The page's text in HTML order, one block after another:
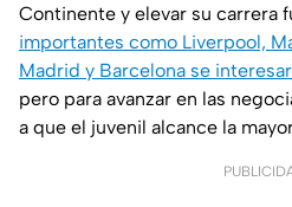
Continente y elevar su carrera
importantes como Liverpool,
Madrid y Barcelona se
pero para avanzar en las
a que el juvenil alcance la